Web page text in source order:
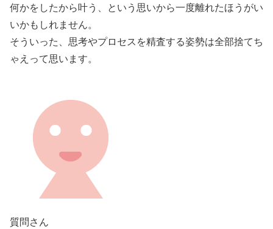
何かをしたから叶う、という思いから一度離れたほうがい
いかもしれません。
そういった、思考やプロセスを精査する姿勢は全部捨てち
ゃえって思います。
質問さん